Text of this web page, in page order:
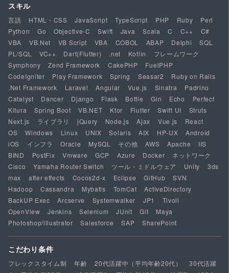
スキル
言語 HTML・CSS JavaScript TypeScript PHP Ruby
Perl
Python
Go Objective-C Swift Java Scala C C++
C#
VBA
VB.Net VB Script VBA COBOL ABAP Delphi
SQL
PL/SQL
VC++ Dart(Flutter) .net Kotlin
フレームワーク
Symphony
Zend Framework CakePHP
FuelPHP
CodeIgniter
Play Framework Spring Seasar2
Ruby on Rails
.Net Framework
Laravel Angular Vue.js Sinatra
Padrino
Catalyst
Dancer Django Flask Bottle Gin Echo
Perfect
Kitura
Spring Boot VB.NET Ktor Flutter Swift UI
Struts
Next.js
ライブラリ jQuery Node.js Ajax Vue.js
React
OS
Windows Linux UNIX Solaris AIX HP-UX
Android
iOS
インフラ Oracle MySQL その他 AWS Apache
IIS
BIND
PostFix Vmware GCP Azure Docker
ネットワーク
Cisco
Yamaha Router Switch ツール・ミドルウェア Unity
3ds
max
after effects Cocos2d-x Eclipse GitHub
SVN
Hadoop
Cassandra Mybatis TomCat
ActiveDirectory
BackUP Exec
Arcserve Systemwalker JP1
Tivoli
OpenView
Jenkins Selenium JUnit Git
Maya
Photoshop/illustrator
Salesforce SAP SharePoint
こだわり条件
フレックスタイム制 年齢 20代活躍中（平均年齢20代）
30代活躍